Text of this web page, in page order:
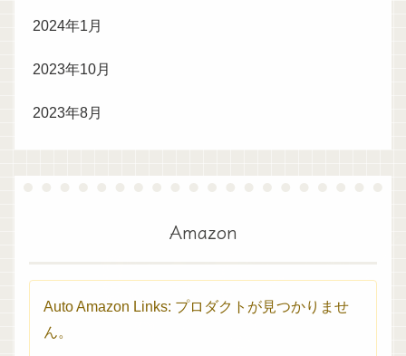
2024年1月
2023年10月
2023年8月
Amazon
Auto Amazon Links: プロダクトが見つかりませ
ん。